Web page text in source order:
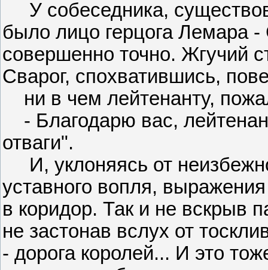
У собеседника,
было лицо герцога Лемара -
совершенно точно. Жгучий
Сварог, спохватившись,
ни в чем лейтенанту,
- Благодарю вас,
отваги".
И, уклоняясь от
уставного вопля,
в коридор. Так и не вскрыв
не застонав вслух от
- дорога королей... И это